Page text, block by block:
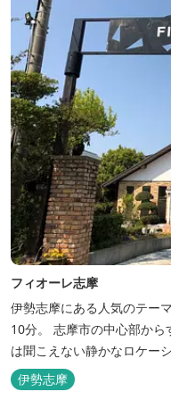
フィオーレ志摩
伊勢志摩にある人気のテー
10分。 志摩市の中心部か
は聞こえない静かなロケー
コテージは、非日常の時間
泊まれる宿泊棟もあり、「
伊勢志摩